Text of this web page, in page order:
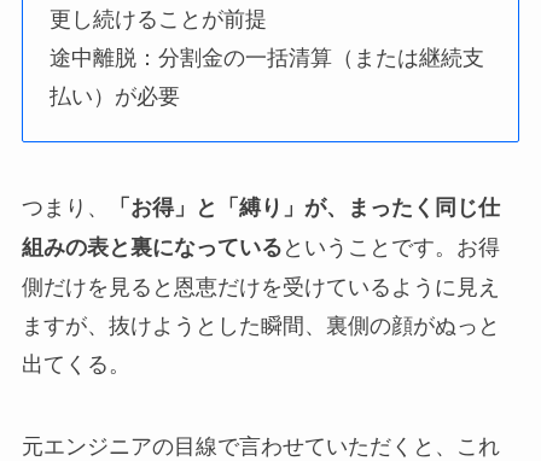
更し続けることが前提
途中離脱：分割金の一括清算（または継続支
払い）が必要
つまり、
「お得」と「縛り」が、まったく同じ仕
組みの表と裏になっているということです。お得
側だけを見ると恩恵だけを受けているように見え
ますが、抜けようとした瞬間、裏側の顔がぬっと
出てくる。
元エンジニアの目線で言わせていただくと、これ